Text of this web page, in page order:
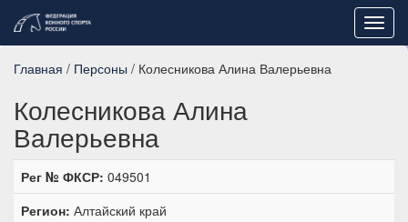
Главная / Персоны / Колесникова Алина Валерьевна
Колесникова Алина
Валерьевна
Рег № ФКСР: 049501
Регион: Алтайский край